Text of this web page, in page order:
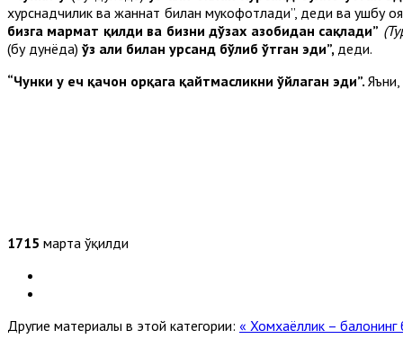
хурснадчилик ва жаннат билан мукофотлади”, деди ва ушбу
бизга марҳмат қилди ва бизни дўзах азобидан сақлади”
(бу дунёда) ўз аҳли билан ҳурсанд бўлиб ўтган эди”, деди.
“Чунки у ҳеч қачон орқага қайтмасликни ўйлаган эди”.
1715 марта ўқилди
Другие материалы в этой категории: « Хомхаёллик –